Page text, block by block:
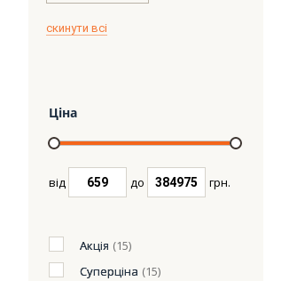
Ціна
від до грн.
Акція (15)
Суперціна (15)
скинути всі